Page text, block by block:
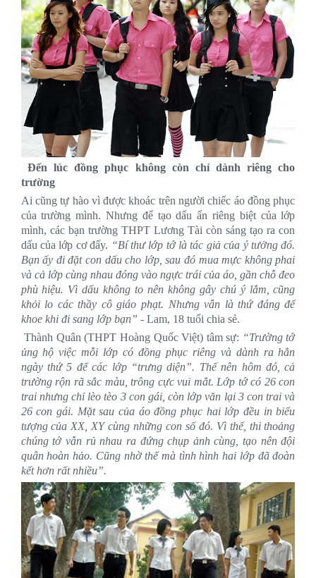
Đến lúc đồng phục không còn chỉ dành riêng cho
trường
Ai cũng tự hào vì được khoác trên người chiếc áo đồng phục
của trường mình. Nhưng để tạo dấu ấn riêng biệt của lớp
mình, các bạn trường THPT Lương Tài còn sáng tạo ra con
dấu của lớp cơ đấy. “Bí thư lớp tớ là tác giả của ý tưởng đó.
Bạn ấy đi đặt con dấu cho lớp, sau đó mua mực không phai
và cả lớp cùng nhau đóng vào ngực trái của áo, gần chỗ đeo
phù hiệu. Vì dấu không to nên không gây chú ý lắm, cũng
khỏi lo các thầy cô giáo phạt. Nhưng vẫn là thứ đáng để
khoe khi đi sang lớp bạn” -Lam, 18 tuổi chia sẻ.
Thành Quân (THPT Hoàng Quốc Việt) tâm sự: “Trường tớ
ủng hộ việc mỗi lớp có đồng phục riêng và dành ra hẳn
ngày thứ 5 để các lớp “trưng diện”. Thế nên hôm đó, cả
trường rộn rã sắc màu, trông cực vui mắt. Lớp tớ có 26 con
trai nhưng chỉ lèo tèo 3 con gái, còn lớp văn lại 3 con trai và
26 con gái. Mặt sau của áo đồng phục hai lớp đều in biểu
tượng của XX, XY cùng những con số đó. Vì thế, thi thoảng
chúng tớ vẫn rủ nhau ra đứng chụp ảnh cùng, tạo nên đội
quân hoàn hảo. Cũng nhờ thế mà tình hình hai lớp đã đoàn
kết hơn rất nhiều”.